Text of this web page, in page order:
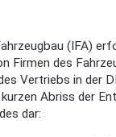
(IFA)
Firmen des
Vertriebs in der
Abriss der
dar: